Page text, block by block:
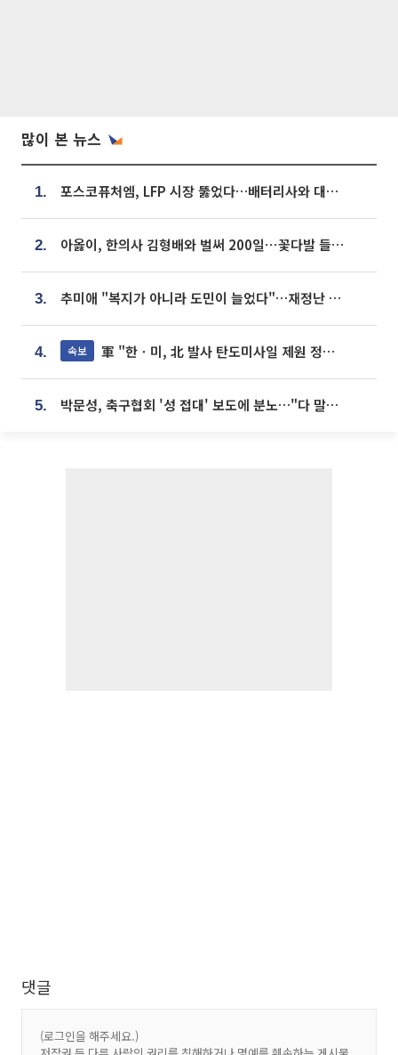
많이 본 뉴스
1. 포스코퓨처엠, LFP 시장 뚫었다…배터리사와 대규모 장기 공급 합의
2. 아옳이, 한의사 김형배와 벌써 200일⋯꽃다발 들고 "프러포즈 아냐"
3. 추미애 "복지가 아니라 도민이 늘었다"…재정난 책임론 정면돌파
4. 속보 軍 "한ㆍ미, 北 발사 탄도미사일 제원 정밀분석 중"
5. 박문성, 축구협회 '성 접대' 보도에 분노…"다 말아먹으려고 작정했나"
댓글